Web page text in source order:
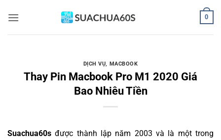
qua
0
DỊCH VỤ, MACBOOK
Thay Pin Macbook Pro M1 2020 Giá
Bao Nhiêu Tiền
Suachua60s được thành lập năm 2003 và là một trong